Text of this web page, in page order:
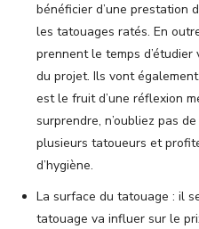
bénéficier d’une prestation
les tatouages ratés. En
prennent le temps
du projet. Ils vont
est le fruit d’une réflexion
surprendre, n’oubliez pas
plusieurs tatoueurs et
d’hygiène.
La surface du tatouage : il
tatouage va influer sur le